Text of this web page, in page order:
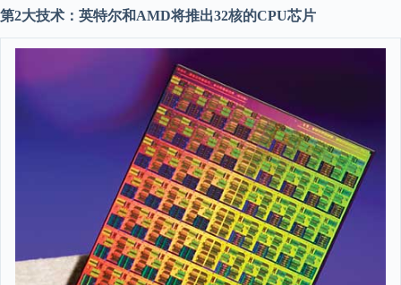
第2大技术：英特尔和AMD将推出32核的CPU芯片